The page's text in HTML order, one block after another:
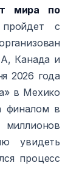
мира по
с
Канада и
2026 года
в Мехико
финалом в
увидеть
процесс